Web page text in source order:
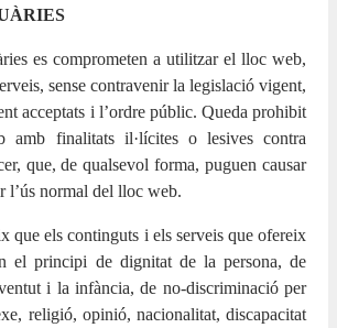
es comprometen a utilitzar el lloc web,
sense contravenir la legislació vigent,
acceptats i l’ordre públic. Queda prohibit
amb finalitats il·lícites o lesives contra
que, de qualsevol forma, puguen causar
l’ús normal del lloc web.
que els continguts i els serveis que ofereix
el principi de dignitat de la persona, de
i la infància, de no-discriminació per
religió, opinió, nacionalitat, discapacitat